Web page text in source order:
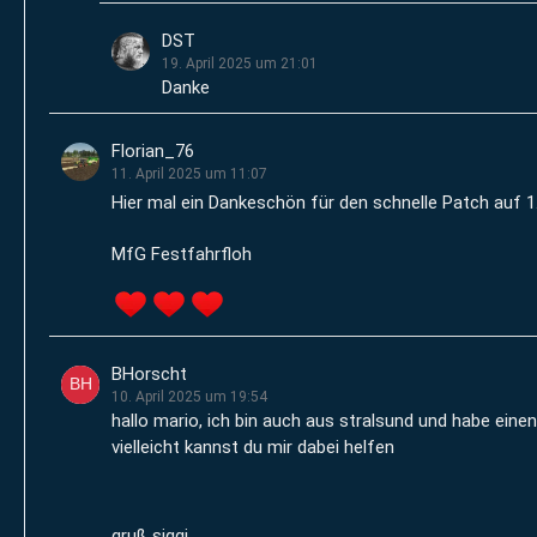
DST
19. April 2025 um 21:01
Danke
Florian_76
11. April 2025 um 11:07
Hier mal ein Dankeschön für den schnelle Patch auf
MfG Festfahrfloh
BHorscht
10. April 2025 um 19:54
hallo mario, ich bin auch aus stralsund und habe
vielleicht kannst du mir dabei helfen